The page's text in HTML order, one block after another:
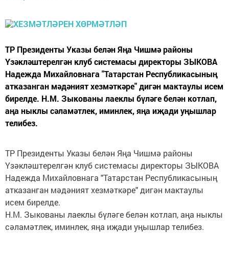
ТР Президенты Указы белән Яңа Чишмә районы
Үзәкләштерелгән клуб системасы директоры ЗЫКОВА
Надежда Михайловнага "Татарстан Республикасының
атказанган мәдәният хезмәткәре" дигән мактаулы исем
бирелде. Н.М. Зыкованы лаеклы бүләге белән котлап,
аңа ныклы сәламәтлек, иминлек, яңа иҗади уңышлар
телибез.
ТР Президенты Указы белән Яңа Чишмә районы
Үзәкләштерелгән клуб системасы директоры ЗЫКОВА
Надежда Михайловнага "Татарстан Республикасының
атказанган мәдәният хезмәткәре" дигән мактаулы
исем бирелде.
Н.М. Зыкованы лаеклы бүләге белән котлап, аңа ныклы
сәламәтлек, иминлек, яңа иҗади уңышлар телибез.